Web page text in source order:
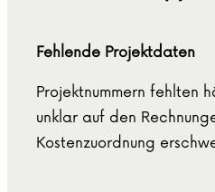
Fehlende Projektdaten
Projektnummern fehlten
unklar auf den
Kostenzuordnung